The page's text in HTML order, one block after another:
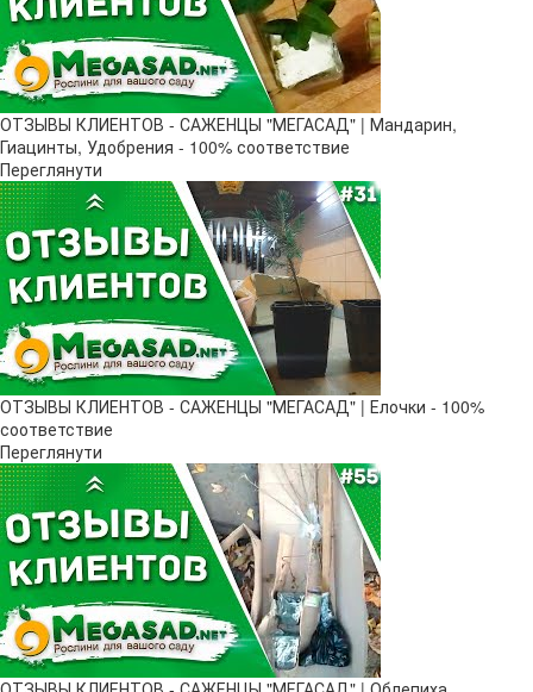
ОТЗЫВЫ КЛИЕНТОВ - САЖЕНЦЫ "МЕГАСАД" | Мандарин,
Гиацинты, Удобрения - 100% соответствие
Переглянути
ОТЗЫВЫ КЛИЕНТОВ - САЖЕНЦЫ "МЕГАСАД" | Елочки - 100%
соответствие
Переглянути